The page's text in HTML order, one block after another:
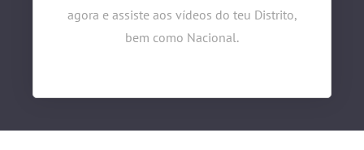
agora e assiste aos vídeos do teu Distrito,
bem como Nacional.